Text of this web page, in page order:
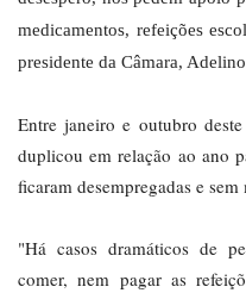
medicamentos, refeições
presidente da Câmara,
Entre janeiro e outubro
duplicou em relação ao ano
ficaram desempregadas e
"Há casos dramáticos de
comer, nem pagar as